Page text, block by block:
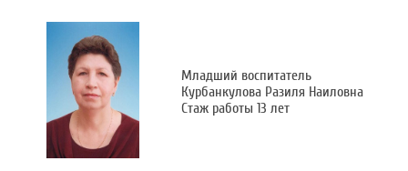
Младший воспитатель
Курбанкулова Разиля Наиловна
Стаж работы 13 лет